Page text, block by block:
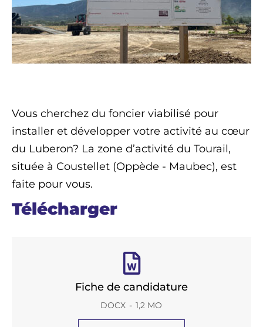
Vous cherchez du foncier viabilisé pour
installer et développer votre activité au cœur
du Luberon? La zone d’activité du Tourail,
située à Coustellet (Oppède - Maubec), est
faite pour vous.
Télécharger
Fiche de candidature
DOCX 1,2 MO